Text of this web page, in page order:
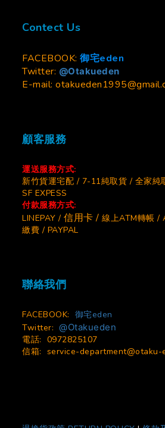
Contect Us
FACEBOOK: 御宅eden
Twitter: @Otakueden
E-mail:
顧客服務
運送服務方式:
新竹貨運宅配 / 7-11純取貨 / 全家純
SF EXPESS
付款服務方式:
LINEPAY / 信用卡 / 線上ATM轉帳 /
繳費 / PAYPAL
聯絡我們
FACEBOOK: 御宅eden
Twitter: @Otakueden
電話: 0972825107
信箱: service-department@otaku-